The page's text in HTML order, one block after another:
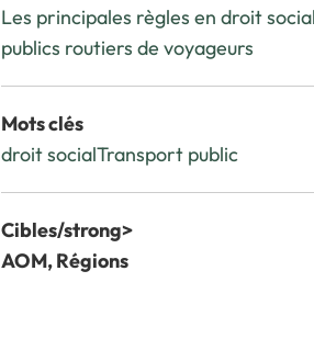
Les principales règles en droit
publics routiers de voyageurs
Mots clés
droit socialTransport public
Cibles/strong>
AOM, Régions